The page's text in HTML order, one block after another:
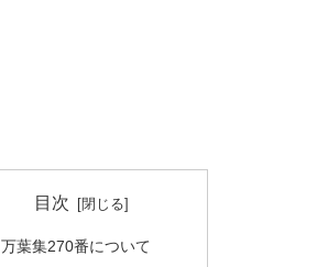
目次
万葉集270番について